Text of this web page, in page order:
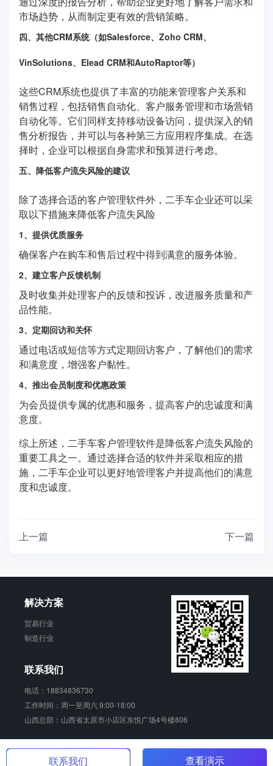
市场趋势，从而制定更有效的营销策略。
四、其他CRM系统（如Salesforce、Zoho CRM、
VinSolutions、Elead CRM和AutoRaptor等）
这些CRM系统也提供了丰富的功能来管理客户关系和
销售过程，包括销售自动化、客户服务管理和市场营销
自动化等。它们同样支持移动设备访问，提供深入的销
售分析报告，并可以与各种第三方应用程序集成。在选
择时，企业可以根据自身需求和预算进行考虑。
五、降低客户流失风险的建议
除了选择合适的客户管理软件外，二手车企业还可以采
取以下措施来降低客户流失风险
1、提供优质服务
确保客户在购车和售后过程中得到满意的服务体验。
2、建立客户反馈机制
及时收集并处理客户的反馈和投诉，改进服务质量和产
品性能。
3、定期回访和关怀
通过电话或短信等方式定期回访客户，了解他们的需求
和满意度，增强客户黏性。
4、推出会员制度和优惠政策
为会员提供专属的优惠和服务，提高客户的忠诚度和满
意度。
综上所述，二手车客户管理软件是降低客户流失风险的
重要工具之一。通过选择合适的软件并采取相应的措
施，二手车企业可以更好地管理客户并提高他们的满意
度和忠诚度。
上一篇 下一篇
解决方案
贸易行业
制造行业
联系我们
电话：18834836730
工作时间：周一至周六 9:00-18:00
山西总部：山西省太原市小店区东悦广场4号楼806
销动云 版权所有
联系我们 查看演示